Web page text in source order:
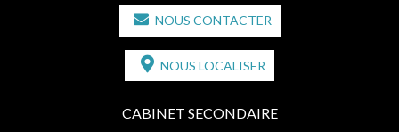
NOUS CONTACTER
NOUS LOCALISER
CABINET SECONDAIRE